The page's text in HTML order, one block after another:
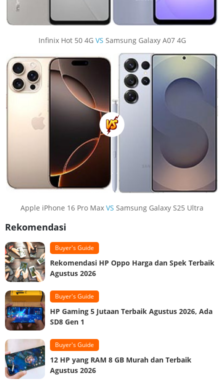
Infinix Hot 50 4G VS Samsung Galaxy A07 4G
Apple iPhone 16 Pro Max VS Samsung Galaxy S25 Ultra
Rekomendasi
Buyer's Guide
Rekomendasi HP Oppo Harga dan Spek Terbaik
Agustus 2026
Buyer's Guide
HP Gaming 5 Jutaan Terbaik Agustus 2026, Ada
SD8 Gen 1
Buyer's Guide
12 HP yang RAM 8 GB Murah dan Terbaik
Agustus 2026